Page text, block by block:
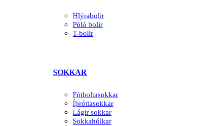
Hlýrabolir
Póló bolir
T-bolir
SOKKAR
Fótboltasokkar
Íþróttasokkar
Lágir sokkar
Sokkahólkar